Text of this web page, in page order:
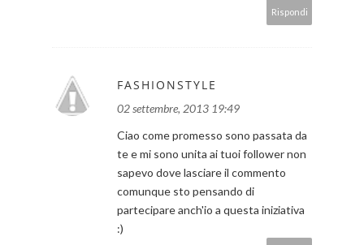
Rispondi
FASHIONSTYLE
02 settembre, 2013 19:49
Ciao come promesso sono passata da
te e mi sono unita ai tuoi follower non
sapevo dove lasciare il commento
comunque sto pensando di
partecipare anch'io a questa iniziativa
:)